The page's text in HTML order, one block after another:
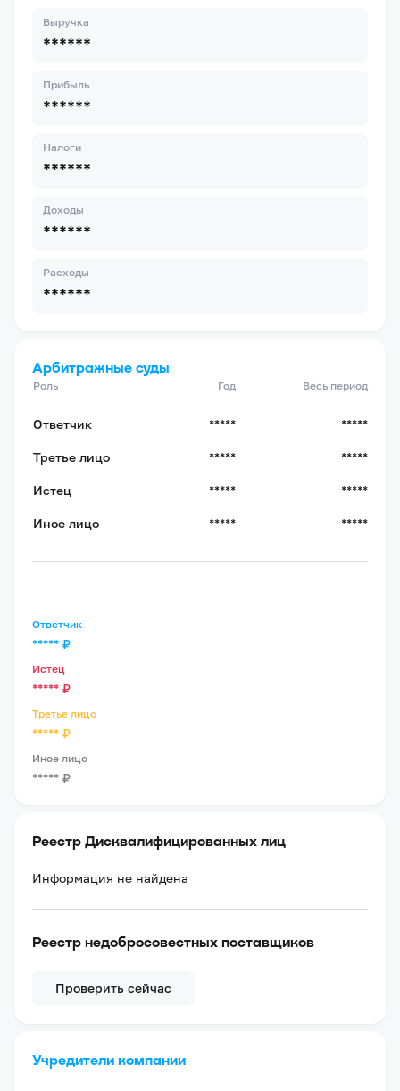
Выручка
******
Прибыль
******
Налоги
******
Доходы
******
Расходы
******
Арбитражные суды
Роль Год Весь период
Ответчик ***** *****
Третье лицо ***** *****
Истец ***** *****
Иное лицо ***** *****
Ответчик
***** ₽
Истец
***** ₽
Третье лицо
***** ₽
Иное лицо
***** ₽
Реестр Дисквалифицированных лиц
Информация не найдена
Реестр недобросовестных поставщиков
Проверить сейчас
Учредители компании